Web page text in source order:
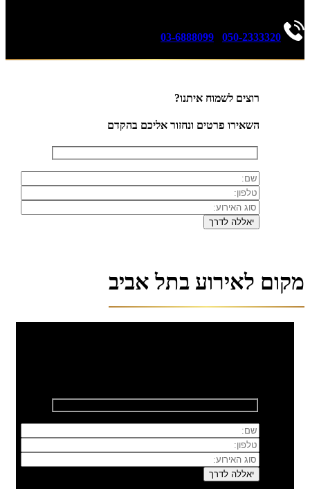
050-2333320
03-6888099
רוצים לשמוח איתנו?
השאירו פרטים ונחזור אליכם בהקדם
מקום לאירוע בתל אביב